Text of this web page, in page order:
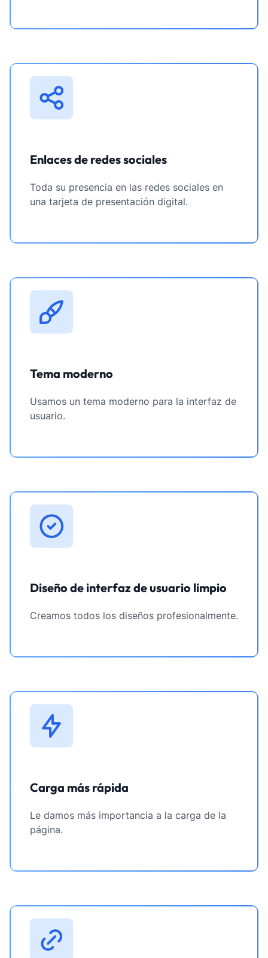
Enlaces de redes sociales
Toda su presencia en las redes sociales en
una tarjeta de presentación digital.
Tema moderno
Usamos un tema moderno para la interfaz de
usuario.
Diseño de interfaz de usuario limpio
Creamos todos los diseños profesionalmente.
Carga más rápida
Le damos más importancia a la carga de la
página.